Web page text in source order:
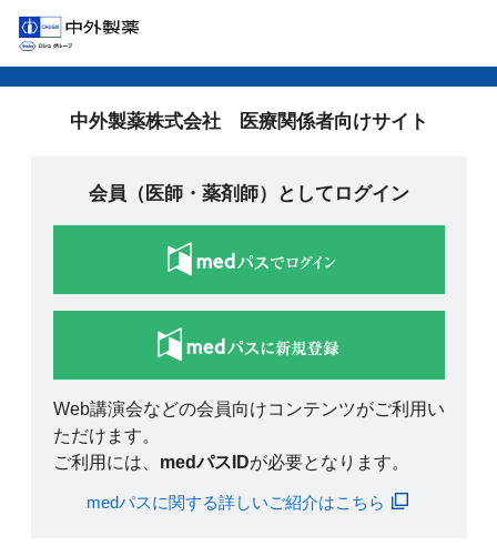
中外製薬株式会社 医療関係者向けサイト
会員（医師・薬剤師）としてログイン
Web講演会などの会員向けコンテンツがご利用い
ただけます。
ご利用には、 medパスIDが必要となります。
medパスに関する詳しいご紹介はこちら